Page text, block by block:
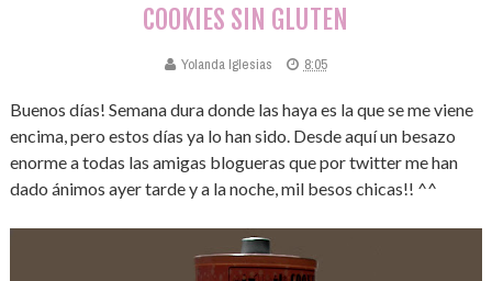
COOKIES SIN GLUTEN
Yolanda Iglesias 8:05
Buenos días! Semana dura donde las haya es la que se me viene
encima, pero estos días ya lo han sido. Desde aquí un besazo
enorme a todas las amigas blogueras que por twitter me han
dado ánimos ayer tarde y a la noche, mil besos chicas!! ^^